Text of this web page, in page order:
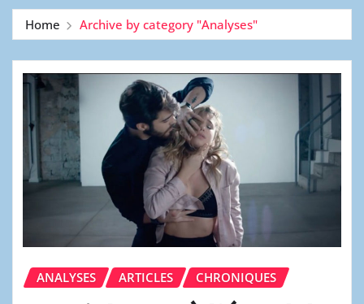
Home Archive by category "Analyses"
ANALYSES ARTICLES CHRONIQUES